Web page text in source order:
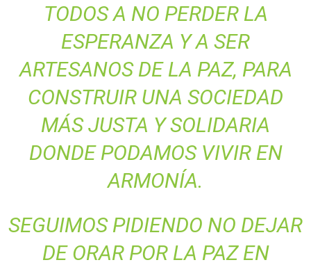
TODOS A NO PERDER LA
ESPERANZA Y A SER
ARTESANOS DE LA PAZ, PARA
CONSTRUIR UNA SOCIEDAD
MÁS JUSTA Y SOLIDARIA
DONDE PODAMOS VIVIR EN
ARMONÍA.
SEGUIMOS PIDIENDO NO DEJAR
DE ORAR POR LA PAZ EN